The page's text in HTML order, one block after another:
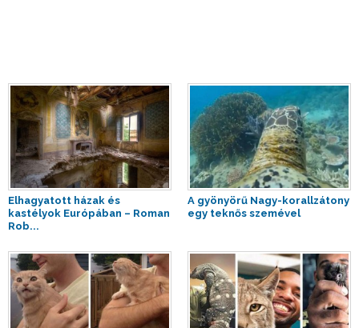
Elhagyatott házak és
kastélyok Európában – Roman
Rob...
A gyönyörű Nagy-korallzátony
egy teknős szemével